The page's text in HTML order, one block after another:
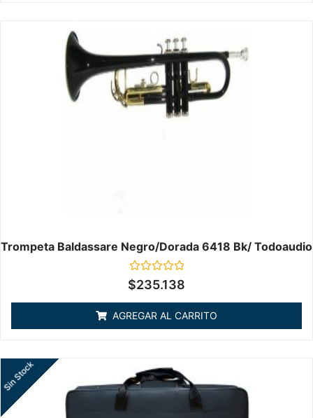
Trompeta Baldassare Negro/dorada 6418 Bk/ Todoaudio
Valorado
en
5
$235.138
AGREGAR AL CARRITO
Sin Stock